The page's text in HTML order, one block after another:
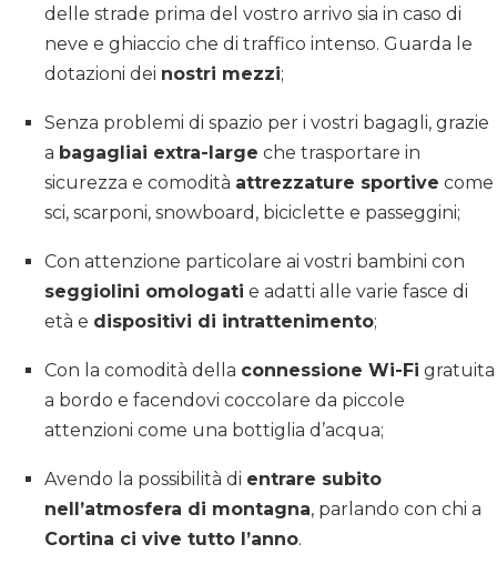
delle strade prima del vostro arrivo sia in caso di
neve e ghiaccio che di traffico intenso. Guarda le
dotazioni dei nostri mezzi;
Senza problemi di spazio per i vostri bagagli, grazie
a bagagliai extra-large che trasportare in
sicurezza e comodità attrezzature sportive come
sci, scarponi, snowboard, biciclette e passeggini;
Con attenzione particolare ai vostri bambini con
seggiolini omologati e adatti alle varie fasce di
età e dispositivi di intrattenimento;
Con la comodità della connessione Wi-Fi gratuita
a bordo e facendovi coccolare da piccole
attenzioni come una bottiglia d’acqua;
Avendo la possibilità di entrare subito
nell’atmosfera di montagna, parlando con chi a
Cortina ci vive tutto l’anno.